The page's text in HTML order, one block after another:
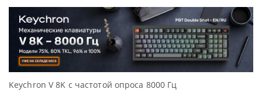
опроса 8000 Гц
Доступные решения